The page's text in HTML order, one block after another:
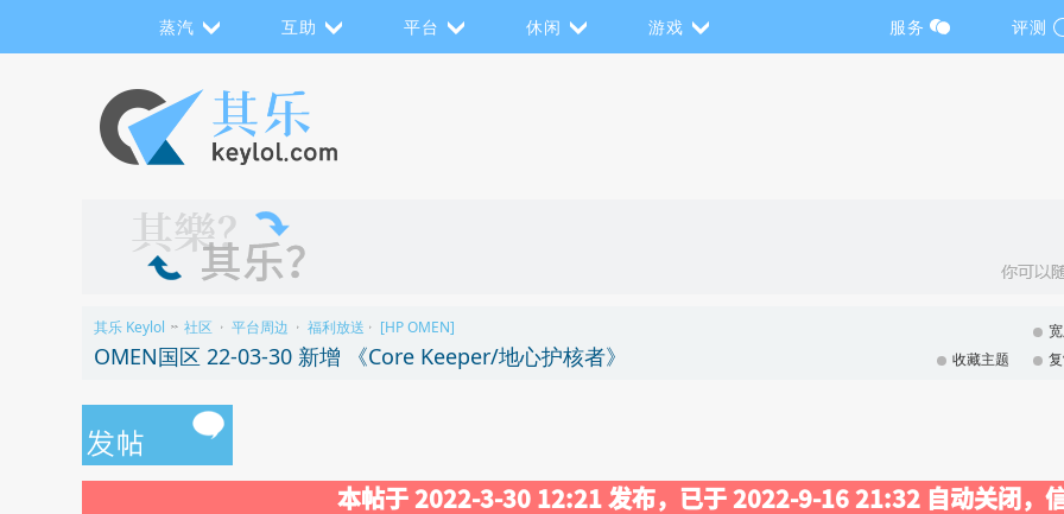
蒸汽 互助 平台 休闲 游戏 服务 评测
其乐 Keylol >> 社区 › 平台周边 › 福利放送 › [HP OMEN]
OMEN国区 22-03-30 新增 《Core Keeper/地心护核者》
收藏主题
本帖于 2022-3-30 12:21 发布，已于 2022-9-16 21:32 自动关闭，